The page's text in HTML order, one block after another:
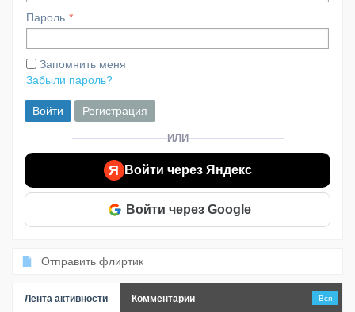
Пароль
Запомнить меня
Забыли пароль?
Войти Регистрация
ИЛИ
Я Войти через Яндекс
Войти через Google
Отправить флиртик
Лента активности Комментарии Вся